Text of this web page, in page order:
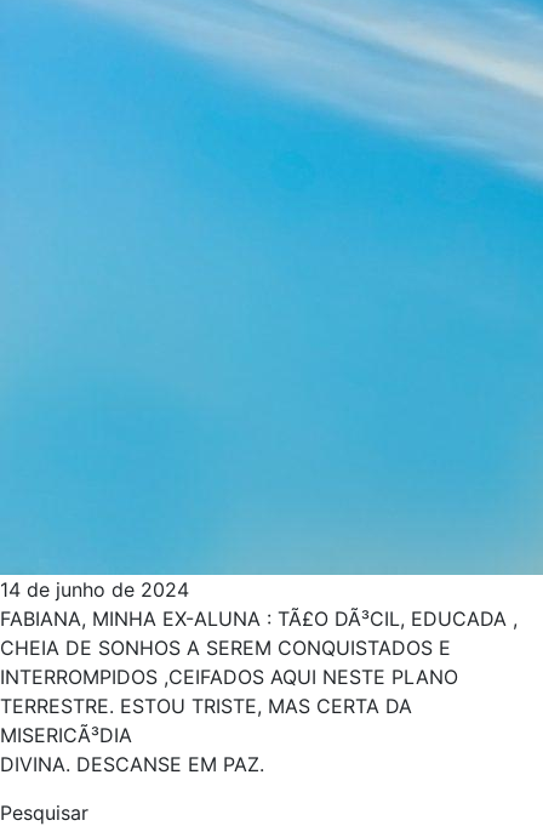
14 de junho de 2024
FABIANA, MINHA EX-ALUNA : TÃ£O DÃ³CIL, EDUCADA ,
CHEIA DE SONHOS A SEREM CONQUISTADOS E
INTERROMPIDOS ,CEIFADOS AQUI NESTE PLANO
TERRESTRE. ESTOU TRISTE, MAS CERTA DA
MISERICÃ³DIA
DIVINA. DESCANSE EM PAZ.
Pesquisar